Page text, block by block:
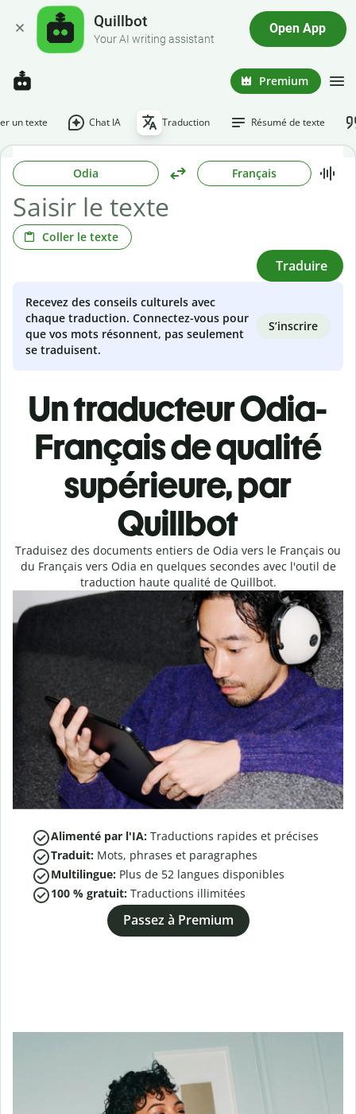
Quillbot
Your AI writing assistant
Open App
Premium
un texte Chat IA Traduction Résumé de texte
Odia Français
Coller le texte
Traduire
Recevez des conseils culturels avec
chaque traduction. Connectez-vous pour
que vos mots résonnent, pas seulement
se traduisent.
S’inscrire
Un traducteur Odia-
Français de qualité
supérieure, par
Quillbot
Traduisez des documents entiers de Odia vers le Français ou
du Français vers Odia en quelques secondes avec l'outil de
traduction haute qualité de Quillbot.
Alimenté par l'IA: Traductions rapides et précises
Traduit: Mots, phrases et paragraphes
Multilingue: Plus de 52 langues disponibles
100 % gratuit: Traductions illimitées
Passez à Premium